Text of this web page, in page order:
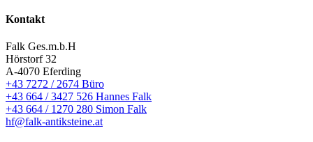
Kontakt
Falk Ges.m.b.H
Hörstorf 32
A-4070 Eferding
+43 7272 / 2674 Büro
+43 664 / 3427 526 Hannes Falk
+43 664 / 1270 280 Simon Falk
hf@falk-antiksteine.at